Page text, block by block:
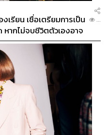
เรียน เชื่อเตรียมการเป็น
ากไม่จบชีวิตตัวเองอาจ
...